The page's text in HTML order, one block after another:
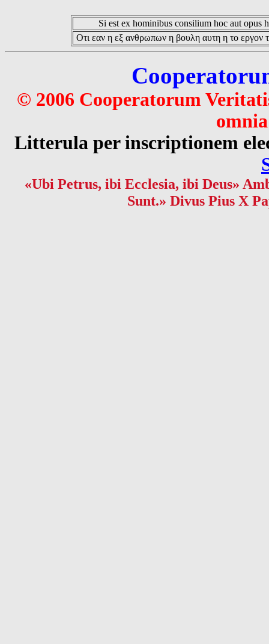
Si est ex hominibus consilium hoc aut opus
Οτι εαν η εξ ανθρωπων η βουλη αυτη η το εργον
© 2006 Cooperatorum
Litterula per inscriptionem
«Ubi Petrus, ibi Ecclesia, ibi Deus»
Sunt.» Divus Pius X